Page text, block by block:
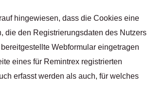
hingewiesen, dass die Cookies eine
die den Registrierungsdaten des Nutzers
Webformular eingetragen
eines für Remintrex registrierten
erfasst werden als auch, für welches